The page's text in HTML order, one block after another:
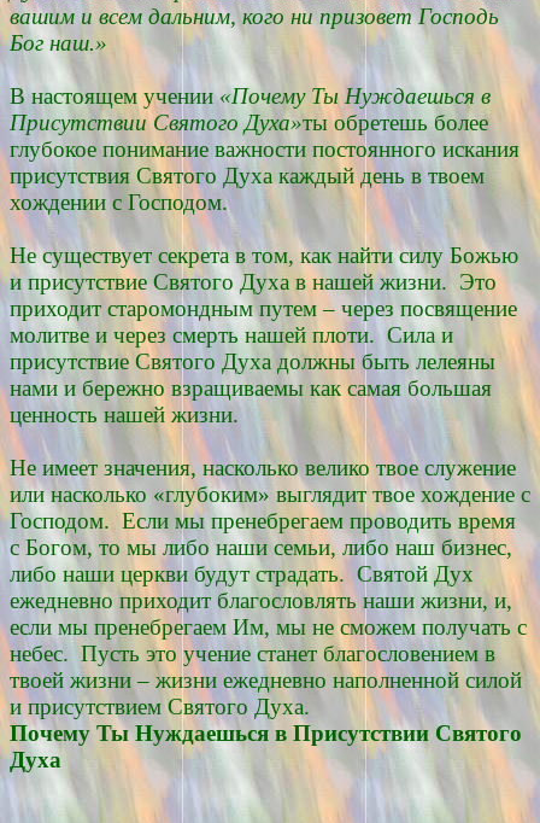
вашим и всем дальним, кого ни призовет Господь
Бог наш.»
В настоящем учении«Почему Ты Нуждаешься в
Присутствии Святого Духа»ты обретешь более
глубокое понимание важности постоянного искания
присутствия Святого Духа каждый день в твоем
хождении с Господом.
Не существует секрета в том, как найти силу Божью
и присутствие Святого Духа в нашей жизни. Это
приходит старомондным путем – через посвящение
молитве и через смерть нашей плоти. Сила и
присутствие Святого Духа должны быть лелеяны
нами и бережно взращиваемы как самая большая
ценность нашей жизни.
Не имеет значения, насколько велико твое служение
или насколько «глубоким» выглядит твое хождение с
Господом. Если мы пренебрегаем проводить время
с Богом, то мы либо наши семьи, либо наш бизнес,
либо наши церкви будут страдать. Святой Дух
ежедневно приходит благословлять наши жизни, и,
если мы пренебрегаем Им, мы не сможем получать с
небес. Пусть это учение станет благословением в
твоей жизни – жизни ежедневно наполненной силой
и присутствием Святого Духа.
Почему Ты Нуждаешься в Присутствии Святого
Духа